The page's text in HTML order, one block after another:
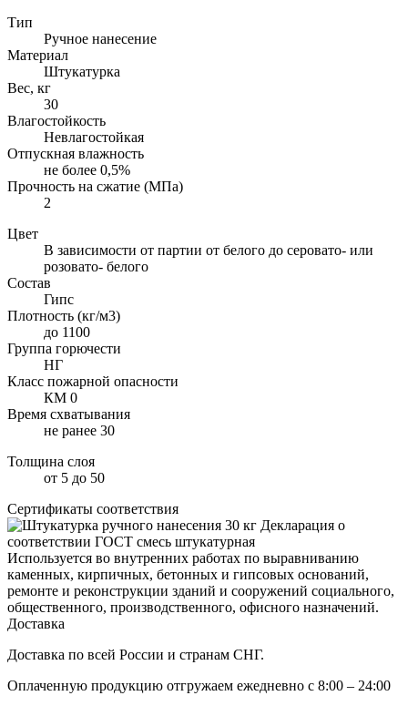
Тип
Ручное нанесение
Материал
Штукатурка
Вес, кг
30
Влагостойкость
Невлагостойкая
Отпускная влажность
не более 0,5%
Прочность на сжатие (МПа)
2
Цвет
В зависимости от партии от белого до серовато- или
розовато- белого
Состав
Гипс
Плотность (кг/м3)
до 1100
Группа горючести
НГ
Класс пожарной опасности
КМ 0
Время схватывания
не ранее 30
Толщина слоя
от 5 до 50
Сертификаты соответствия
Декларация о
соответствии ГОСТ смесь штукатурная
Используется во внутренних работах по выравниванию
каменных, кирпичных, бетонных и гипсовых оснований,
ремонте и реконструкции зданий и сооружений социального,
общественного, производственного, офисного назначений.
Доставка
Доставка по всей России и странам СНГ.
Оплаченную продукцию отгружаем ежедневно с 8:00 – 24:00